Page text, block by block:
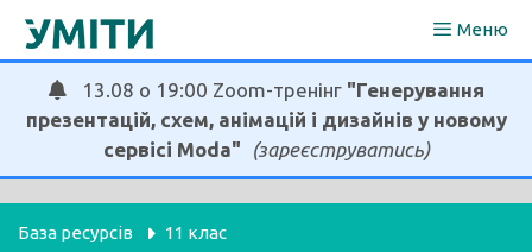
Перейти
Меню
13.08 о 19:00 Zoom-тренінг "Генерування
презентацій, схем, анімацій і дизайнів у новому
сервісі Moda"
(зареєструватись)
База ресурсів 11 клас